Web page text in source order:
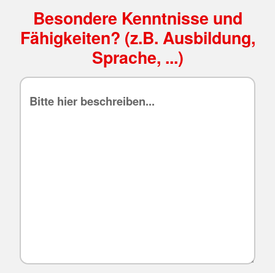
Besondere Kenntnisse und
Fähigkeiten? (z.B. Ausbildung,
Sprache, ...)